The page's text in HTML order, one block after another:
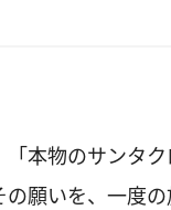
「本物のサンタ
願いを、一度